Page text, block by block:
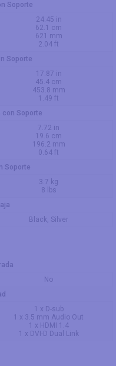
Soporte
24.45 in
62.1 cm
621 mm
2.04 ft
Soporte
17.87 in
45.4 cm
453.8 mm
1.49 ft
con Soporte
7.72 in
19.6 cm
196.2 mm
0.64 ft
Soporte
3.7 kg
8 lbs
Black, Silver
No
1 x D-sub
1 x 3.5 mm Audio Out
1 x HDMI 1.4
1 x DVI-D Dual Link